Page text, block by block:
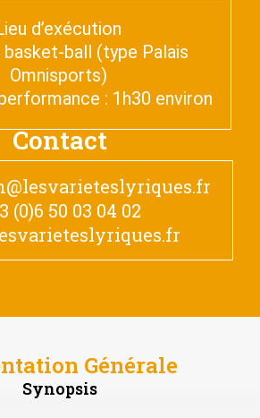
d’exécution
basket-ball (type Palais
Omnisports)
: 1h30 environ
Contact
(0)6 50 03 04 02
Générale
Synopsis